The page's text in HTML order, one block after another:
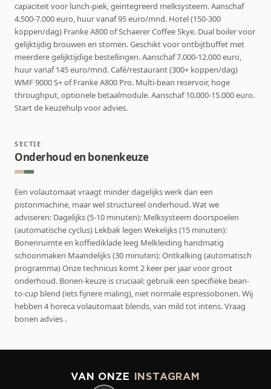
capaciteit voor lunch-piek, geintegreerd melksysteem. Aanschaf
4.500-7.000 euro, huur vanaf 95 euro/mnd. Hotel (150-300
koppen/dag) Franke A800 of Schaerer Coffee Skye. Dual boiler voor
gelijktijdig brouwen en stomen. Geschikt voor ontbijtbuffet met
meerdere gelijktijdige bestellingen. Aanschaf 7.000-12.000 euro,
huur vanaf 145 euro/mnd. Café/restaurant (300+ koppen/dag)
WMF 9000 S+ of Franke A800 Pro. Multi-bean reservoir, hoge
throughput, optionele betaalmodule. Aanschaf 10.000-15.000 euro.
Start de keuzehulp voor advies.
SECTIE
Onderhoud en bonenkeuze
Een volautomaat vraagt minder dagelijks werk dan een
pistonmachine, maar wel structureel onderhoud. Wat we
adviseren: Dagelijks (5-10 minuten): Melksysteem doorspoelen
(automatische cyclus) Lekbak legen Wekelijks (15 minuten):
Bonenruimte en koffiediklade leeg Melkleiding handmatig
schoonmaken Maandelijks (30 minuten): Ontkalking (automatisch
programma) Onze technicus komt 2 keer per jaar voor groot
onderhoud. Bonen-keuze is cruciaal: gebruik een specifieke bean-
to-cup blend (iets fijnere maling), niet normale espressobonen. Wij
hebben 4 horeca volautomaat blends, van mild tot intens. Vraag
bonen advies .
VAN ONZE INSTAGRAM